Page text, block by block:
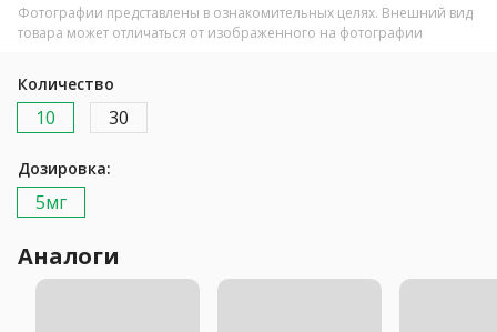
Фотографии представлены в ознакомительных целях. Внешний вид
товара может отличаться от изображенного на фотографии
Количество
10 30
Дозировка:
5мг
Аналоги